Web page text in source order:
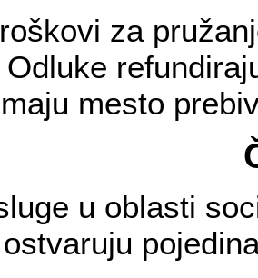
za
mesto
u oblasti